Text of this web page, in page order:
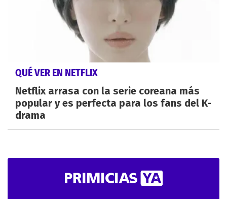
QUÉ VER EN NETFLIX
Netflix arrasa con la serie coreana más
popular y es perfecta para los fans del K-
drama